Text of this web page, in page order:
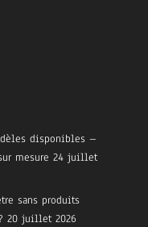
disponibles –
mesure 24 juillet
sans produits
20 juillet 2026